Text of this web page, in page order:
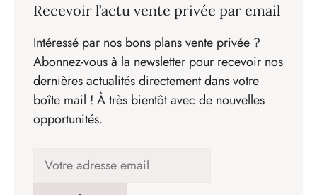
Recevoir l’actu vente privée par email
Intéressé par nos bons plans vente privée ?
Abonnez-vous à la newsletter pour recevoir nos
dernières actualités directement dans votre
boîte mail ! À très bientôt avec de nouvelles
opportunités.